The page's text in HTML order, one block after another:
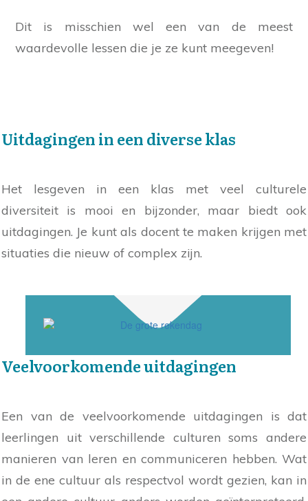
Dit is misschien wel een van de meest
waardevolle lessen die je ze kunt meegeven!
Uitdagingen in een diverse klas
Het lesgeven in een klas met veel culturele
diversiteit is mooi en bijzonder, maar biedt ook
uitdagingen. Je kunt als docent te maken krijgen met
situaties die nieuw of complex zijn.
Veelvoorkomende uitdagingen
Een van de veelvoorkomende uitdagingen is dat
leerlingen uit verschillende culturen soms andere
manieren van leren en communiceren hebben. Wat
in de ene cultuur als respectvol wordt gezien, kan in